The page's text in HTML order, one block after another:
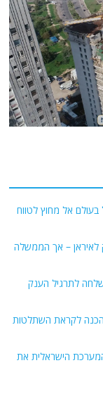
אל מחוץ לטווח
לאיראן – אך הממשלה
לתרגיל הענק
לקראת השתלטות
הישראלית את